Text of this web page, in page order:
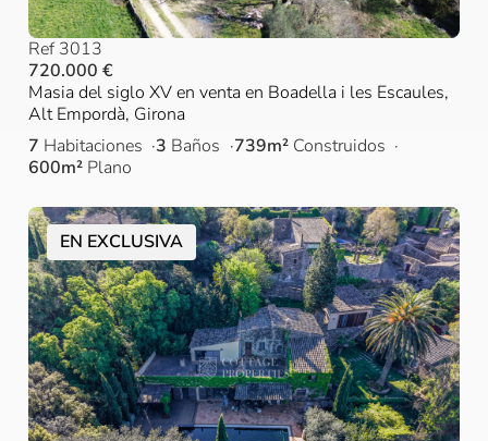
Ref 3013
720.000 €
Masia del siglo XV en venta en Boadella i les Escaules,
Alt Empordà, Girona
7 Habitaciones 3 Baños 739m² Construidos
600m² Plano
EN EXCLUSIVA